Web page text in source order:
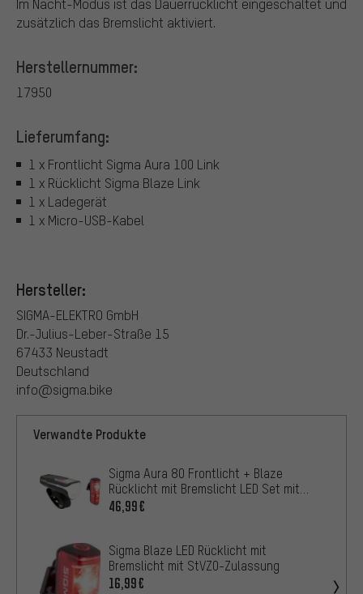
Im Nacht-Modus ist das Dauerrücklicht eingeschaltet und
zusätzlich das Bremslicht aktiviert.
Herstellernummer:
17950
Lieferumfang:
1 x Frontlicht Sigma Aura 100 Link
1 x Rücklicht Sigma Blaze Link
1 x Ladegerät
1 x Micro-USB-Kabel
Hersteller:
SIGMA-ELEKTRO GmbH
Dr.-Julius-Leber-Straße 15
67433 Neustadt
Deutschland
info@sigma.bike
Verwandte Produkte
Sigma Aura 80 Frontlicht + Blaze
Rücklicht mit Bremslicht LED Set mit
StVZO
46,99€
Sigma Blaze LED Rücklicht mit
Bremslicht mit StVZO-Zulassung
16,99€